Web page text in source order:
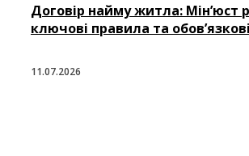
Договір найму житла: Мін’юст
ключові правила та
11.07.2026